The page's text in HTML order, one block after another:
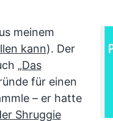
meinem
kann). Der
„Das
für einen
– er hatte
Shruggie